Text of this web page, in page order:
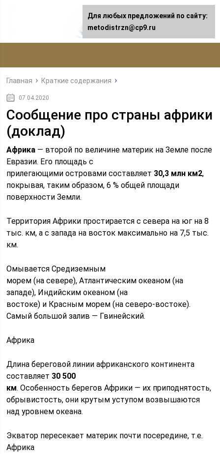
Главная Краткие содержания
07.04.2020
Сообщение про страны африки
(доклад)
Африка — второй по величине материк на Земле после
Евразии. Его площадь с
прилегающими островами составляет 30,3 млн км2,
покрывая, таким образом, 6 % общей площади
поверхности Земли.
Территория Африки простирается с севера на юг на 8
тыс. км, а с запада на восток максимально на 7,5 тыс.
км.
Омывается Средиземным
морем (на севере), Атлантическим океаном (на
западе), Индийским океаном (на
востоке) и Красным морем (на северо-востоке).
Самый большой залив — Гвинейский.
Африка
Длина береговой линии африканского континента
составляет 30 500
км. Особенность берегов Африки — их приподнятость,
обрывистость, они крутым уступом возвышаются
над уровнем океана.
Экватор пересекает материк почти посередине, т.е.
Африка
Для любых предложений по сайту:
metodistrzn@cp9.ru